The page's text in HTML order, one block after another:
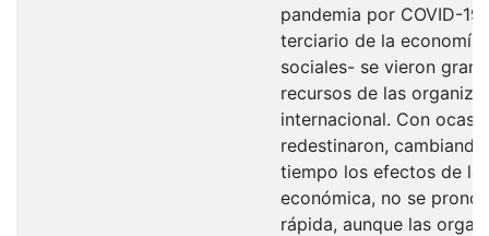
pandemia por COVID-
terciario de la economía
sociales- se vieron
recursos de las
internacional. Con
redestinaron,
tiempo los efectos de la
económica, no se
rápida, aunque las